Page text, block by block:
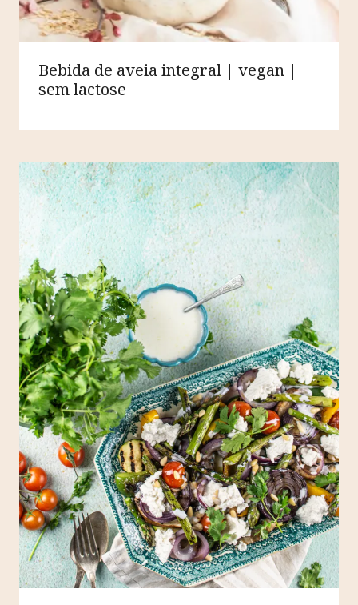
Bebida de aveia integral | vegan |
sem lactose